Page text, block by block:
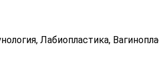
Лабиопластика,